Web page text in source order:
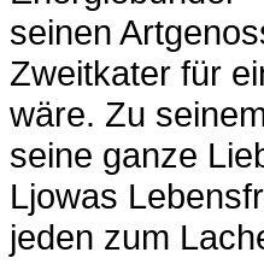
seinen
Zweitkater für
wäre. Zu
seine ganze
Ljowas
jeden zum